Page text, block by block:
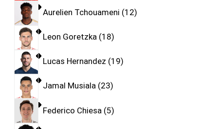
Aurelien Tchouameni 12
Leon Goretzka 18
Lucas Hernandez 19
Jamal Musiala 23
Federico Chiesa 5